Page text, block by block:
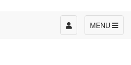
MENU
Toggle
navigation